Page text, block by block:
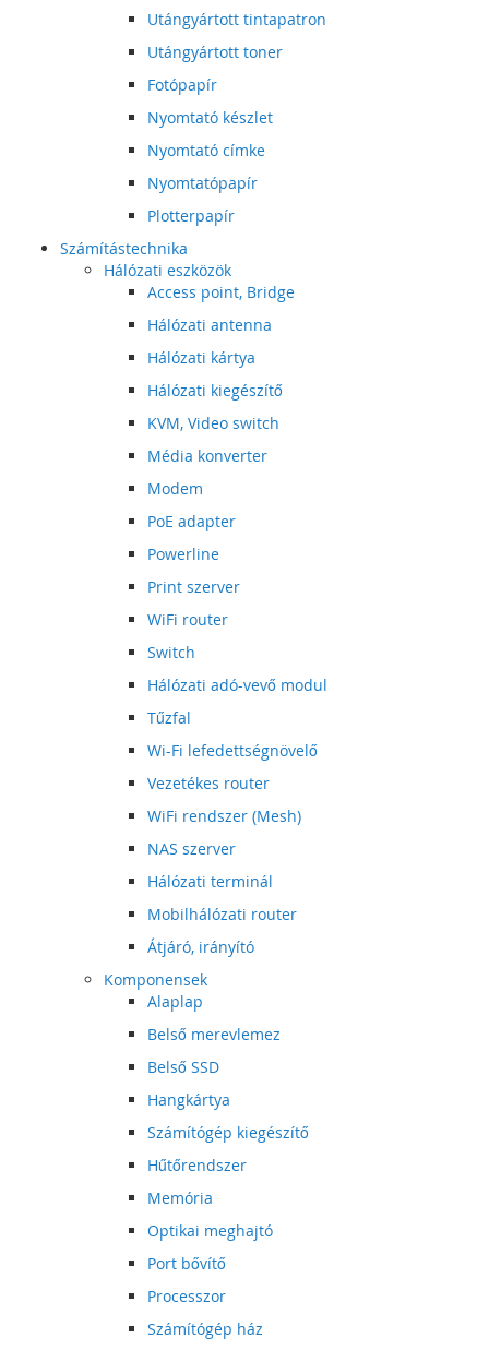
Utángyártott tintapatron
Utángyártott toner
Fotópapír
Nyomtató készlet
Nyomtató címke
Nyomtatópapír
Plotterpapír
Számítástechnika
Hálózati eszközök
Access point, Bridge
Hálózati antenna
Hálózati kártya
Hálózati kiegészítő
KVM, Video switch
Média konverter
Modem
PoE adapter
Powerline
Print szerver
WiFi router
Switch
Hálózati adó-vevő modul
Tűzfal
Wi-Fi lefedettségnövelő
Vezetékes router
WiFi rendszer (Mesh)
NAS szerver
Hálózati terminál
Mobilhálózati router
Átjáró, irányító
Komponensek
Alaplap
Belső merevlemez
Belső SSD
Hangkártya
Számítógép kiegészítő
Hűtőrendszer
Memória
Optikai meghajtó
Port bővítő
Processzor
Számítógép ház